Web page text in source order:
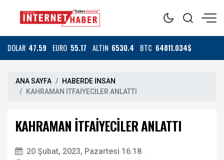
DOLAR 47.59 EURO 55.17 ALTIN 6530.4 BTC 64811.034$
ANA SAYFA
HABERDE İNSAN
KAHRAMAN İTFAİYECİLER ANLATTI
KAHRAMAN İTFAİYECİLER ANLATTI
20 Şubat, 2023, Pazartesi 16:18